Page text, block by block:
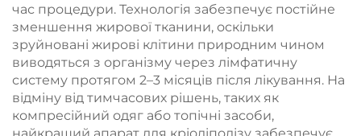
час процедури. Технологія забезпечує постійне
зменшення жирової тканини, оскільки
зруйновані жирові клітини природним чином
виводяться з організму через лімфатичну
систему протягом 2–3 місяців після лікування. На
відміну від тимчасових рішень, таких як
компресійний одяг або топічні засоби,